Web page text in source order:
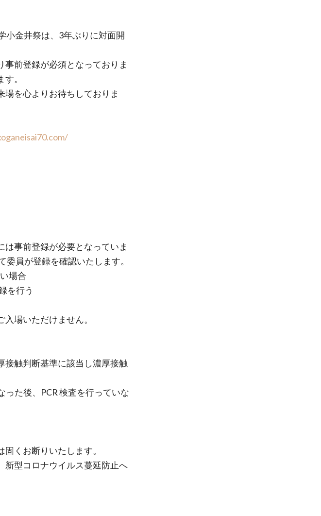
小金井祭は、3年ぶりに対面開
前登録が必須となっておりま
。
を心よりお待ちしておりま
事前登録が必要となっていま
員が登録を確認いたします。
場合
を行う
場いただけません。
接触判断基準に該当し濃厚接触
た後、PCR 検査を行っていな
くお断りいたします。
新型コロナウイルス蔓延防止へ